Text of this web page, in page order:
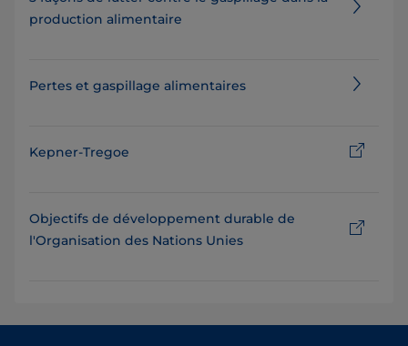
production alimentaire
Pertes et gaspillage alimentaires
Kepner-Tregoe
Objectifs de développement durable de
l'Organisation des Nations Unies